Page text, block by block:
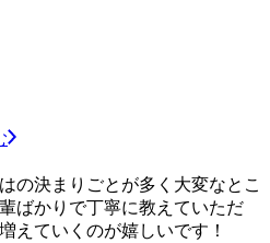
の決まりごとが多く大変なとこ
ばかりで丁寧に教えていただ
えていくのが嬉しいです！